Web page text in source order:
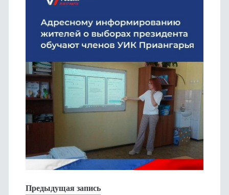
Предыдущая запись